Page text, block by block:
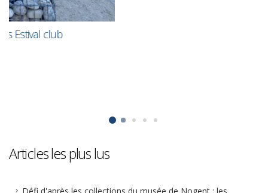
Articles les plus lus